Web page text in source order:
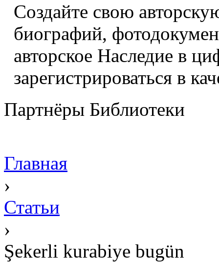
Создайте свою
биографий,
авторское Наследие в
зарегистрироваться в
Партнёры Библиотеки
Главная
›
Статьи
›
Şekerli kurabiye bugün